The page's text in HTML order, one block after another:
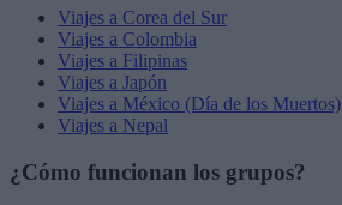
Viajes a Corea del Sur
Viajes a Colombia
Viajes a Filipinas
Viajes a Japón
Viajes a México (Día de los Muertos)
Viajes a Nepal
¿Cómo funcionan los grupos?